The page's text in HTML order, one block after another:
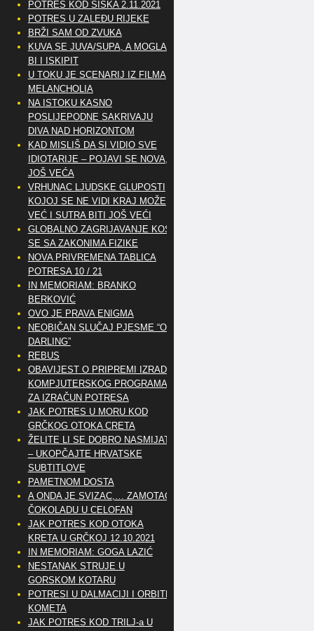
POTRES KOD SISKA 2.11.2021
POTRES U ZALEĐU RIJEKE
BRŽI SAM OD ZVUKA
KUVA SE JUVA/SUPA, A MOGLA
BI I ISKIPIT
U TOKU JE SCENARIJ IZ FILMA
MELANCHOLIA
NA ISTOKU KASNO
POSLIJEPODNE SAKRIVAJU
DIVA NAD HORIZONTOM
KAD MISLIŠ DA SI VIDIO SVE
IDIOTARIJE – POJAVI SE NOVA,..
JOŠ VEĆA
VRHUNAC LJUDSKE GLUPOSTI
KOJOJ SE NE VIDI KRAJ MOŽE
VEĆ I SUTRA BITI JOŠ VEĆI
GLOBALNO ZAGRIJAVANJE KOSI
SE SA ZAKONIMA FIZIKE
NOVA PRIVREMENA TABLICA
POTRESA 10 / 21
IN MEMORIAM: BRANKO
BERKOVIĆ
OVO JE PRAVA ENIGMA
NEOBIČAN SLUČAJ PJESME “OH
DARLING”
REBUS
OBAVIJEST O PRIPREMI IZRADE
KOMPJUTERSKOG PROGRAMA
ZA IZRAČUN POTRESA
JAK POTRES U MORU KOD
GRČKOG OTOKA CRETA
ŽELITE LI SE DOBRO NASMIJATI
– UKOPČAJTE HRVATSKE
SUBTITLOVE
PAMETNOM DOSTA
A ONDA JE SVIZAC,… ZAMOTAO
ČOKOLADU U CELOFAN
JAK POTRES KOD OTOKA
KRETA U GRČKOJ 12.10.2021
IN MEMORIAM: GOGA LAZIĆ
NESTANAK STRUJE U
GORSKOM KOTARU
POTRESI U DALMACIJI I ORBITE
KOMETA
JAK POTRES KOD TRILJ-a U